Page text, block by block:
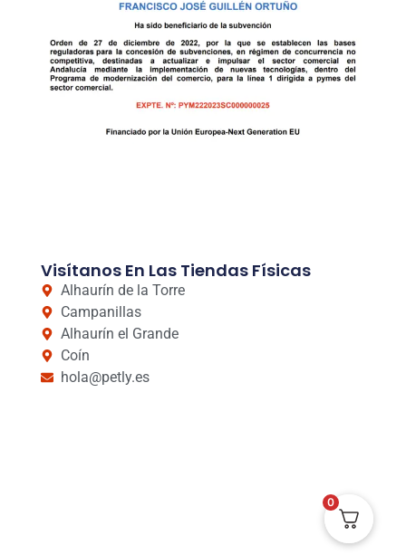
Visítanos En Las Tiendas Físicas
Alhaurín de la Torre
Campanillas
Alhaurín el Grande
Coín
hola@petly.es
0